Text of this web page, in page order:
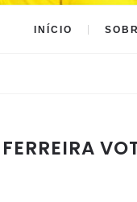
INÍCIO